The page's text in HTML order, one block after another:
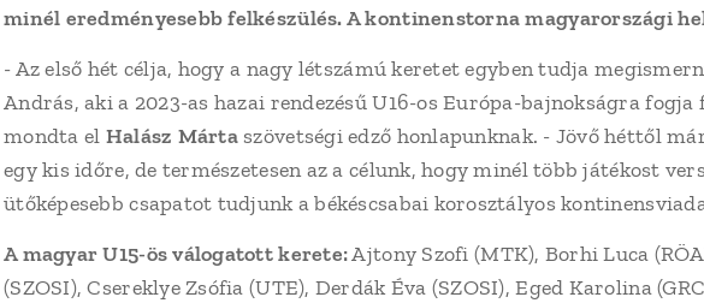
minél eredményesebb felkészülés. A kontinenstorna magyarországi
- Az első hét célja, hogy a nagy létszámú keretet egyben tudja
András, aki a 2023-as hazai rendezésű U16-os Európa-bajnokságra
mondta el Halász Mártaszövetségi edző honlapunknak. - Jövő héttől
egy kis időre, de természetesen az a célunk, hogy minél több játékost
ütőképesebb csapatot tudjunk a békéscsabai korosztályos
A magyar U15-ös válogatott kerete:Ajtony Szofi (MTK), Borhi Luca
(SZOSI), Csereklye Zsófia (UTE), Derdák Éva (SZOSI), Eged Karolina